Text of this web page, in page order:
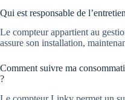
Qui est responsable de
Le compteur appartient au
assure son installation,
Comment suivre ma
?